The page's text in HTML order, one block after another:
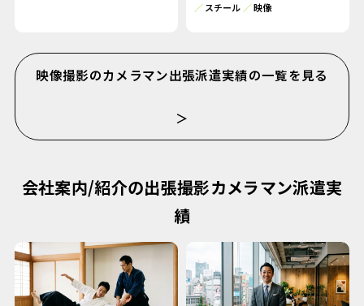
スチール
映像
映像撮影のカメラマン出張派遣実績の一覧を見る
＞
会社案内/紹介の出張撮影カメラマン派遣実
績